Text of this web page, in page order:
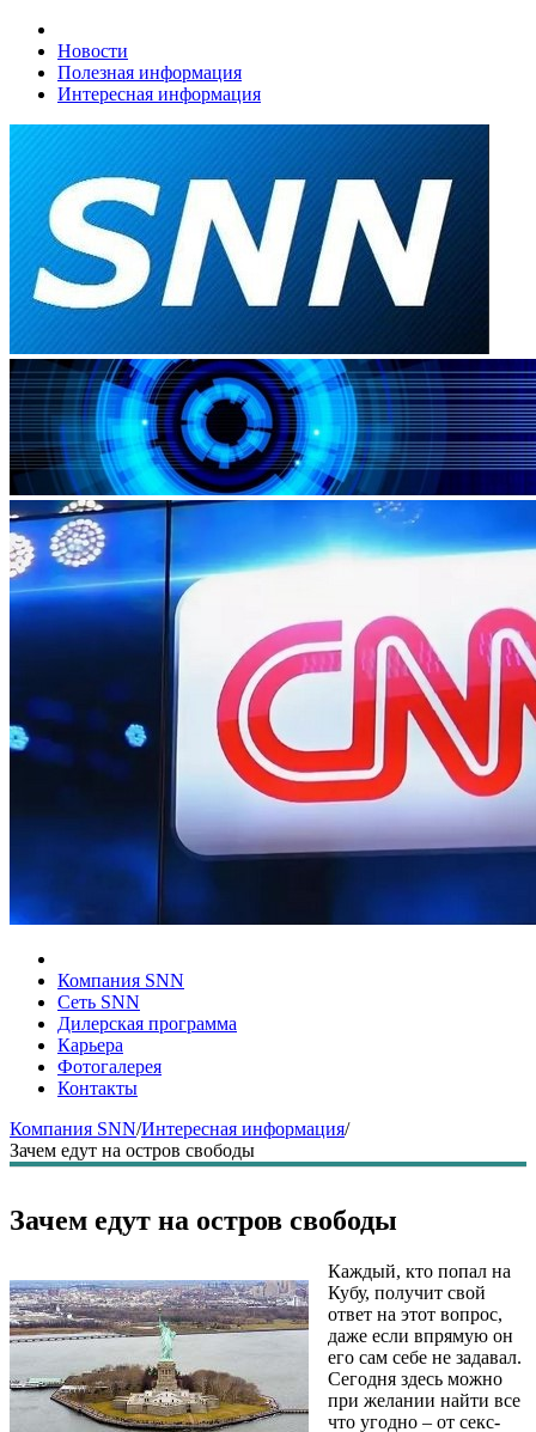
Новости
Полезная информация
Интересная информация
Компания SNN
Сеть SNN
Дилерская программа
Карьера
Фотогалерея
Контакты
Компания SNN/Интересная информация/
Зачем едут на остров свободы
Зачем едут на остров свободы
Каждый, кто попал на
Кубу, получит свой
ответ на этот вопрос,
даже если впрямую он
его сам себе не задавал.
Сегодня здесь можно
при желании найти все
что угодно – от секс-